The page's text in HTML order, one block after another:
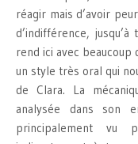
réagir mais d’avoir
d’indifférence,
rend ici avec beaucoup
un style très oral qui
de Clara. La
analysée dans son
principalement vu